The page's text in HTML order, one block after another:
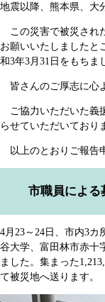
地震以降、熊本県、大
この災害で被災され
お願いいたしましたと
和3年3月31日をもちま
皆さんのご厚志に心
ご協力いただいた義
らせていただいており
以上のとおりご報告
市職員による
4月23～24日、市内3
谷大学、富田林市赤十
ました。集まった
て被災地へ送ります。